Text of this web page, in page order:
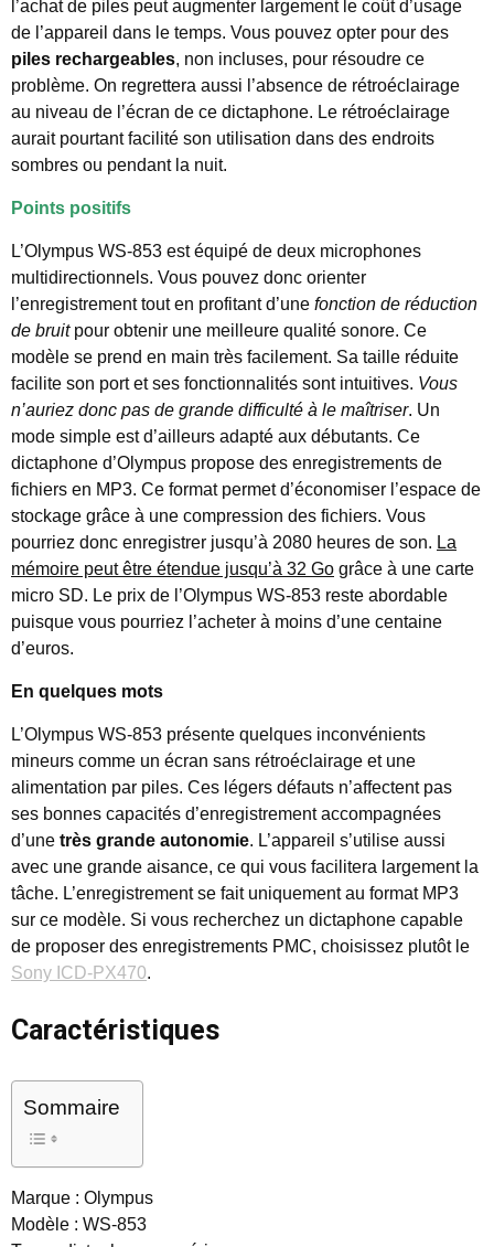
l’achat de piles peut augmenter largement le coût d’usage
de l’appareil dans le temps. Vous pouvez opter pour des
piles rechargeables, non incluses, pour résoudre ce
problème. On regrettera aussi l’absence de rétroéclairage
au niveau de l’écran de ce dictaphone. Le rétroéclairage
aurait pourtant facilité son utilisation dans des endroits
sombres ou pendant la nuit.
Points positifs
L’Olympus WS-853 est équipé de deux microphones
multidirectionnels. Vous pouvez donc orienter
l’enregistrement tout en profitant d’une fonction de réduction
de bruitpour obtenir une meilleure qualité sonore. Ce
modèle se prend en main très facilement. Sa taille réduite
facilite son port et ses fonctionnalités sont intuitives. Vous
n’auriez donc pas de grande difficulté à le maîtriser. Un
mode simple est d’ailleurs adapté aux débutants. Ce
dictaphone d’Olympus propose des enregistrements de
fichiers en MP3. Ce format permet d’économiser l’espace de
stockage grâce à une compression des fichiers. Vous
pourriez donc enregistrer jusqu’à 2080 heures de son. La
mémoire peut être étendue jusqu’à 32 Go grâce à une carte
micro SD. Le prix de l’Olympus WS-853 reste abordable
puisque vous pourriez l’acheter à moins d’une centaine
d’euros.
En quelques mots
L’Olympus WS-853 présente quelques inconvénients
mineurs comme un écran sans rétroéclairage et une
alimentation par piles. Ces légers défauts n’affectent pas
ses bonnes capacités d’enregistrement accompagnées
d’une très grande autonomie. L’appareil s’utilise aussi
avec une grande aisance, ce qui vous facilitera largement la
tâche. L’enregistrement se fait uniquement au format MP3
sur ce modèle. Si vous recherchez un dictaphone capable
de proposer des enregistrements PMC, choisissez plutôt le
Sony ICD-PX470.
Caractéristiques
Sommaire
Marque : Olympus
Modèle : WS-853